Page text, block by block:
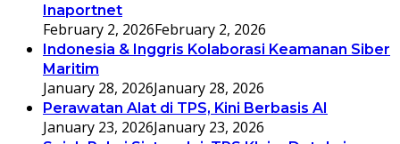
Inaportnet
February 2, 2026February 2, 2026
Indonesia & Inggris Kolaborasi Keamanan Siber
Maritim
January 28, 2026January 28, 2026
Perawatan Alat di TPS, Kini Berbasis AI
January 23, 2026January 23, 2026